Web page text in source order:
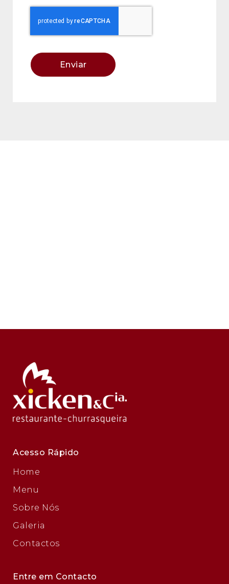
Enviar
Acesso Rápido
Home
Menu
Sobre Nós
Galeria
Contactos
Entre em Contacto